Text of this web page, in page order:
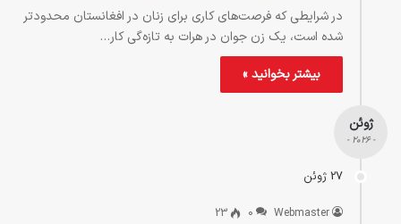
در شرایطی که فرصت‌های کاری برای زنان در افغانستان محدودتر
شده است، یک زن جوان در هرات به تازه‌‌گی کار…
بیشتر بخوانید »
ژوئن
- 2026 -
27 ژوئن
Webmaster
0
23